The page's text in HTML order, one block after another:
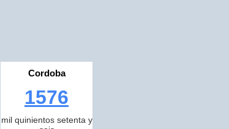
Cordoba
1576
mil quinientos setenta y